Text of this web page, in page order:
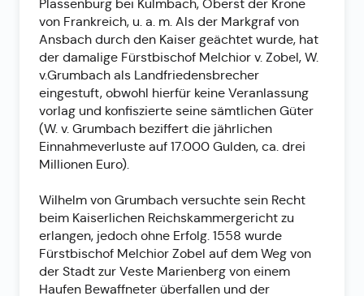
Plassenburg bei Kulmbach, Oberst der Krone
von Frankreich, u. a. m. Als der Markgraf von
Ansbach durch den Kaiser geächtet wurde, hat
der damalige Fürstbischof Melchior v. Zobel, W.
v.Grumbach als Landfriedensbrecher
eingestuft, obwohl hierfür keine Veranlassung
vorlag und konfiszierte seine sämtlichen Güter
(W. v. Grumbach beziffert die jährlichen
Einnahmeverluste auf 17.000 Gulden, ca. drei
Millionen Euro).
Wilhelm von Grumbach versuchte sein Recht
beim Kaiserlichen Reichskammergericht zu
erlangen, jedoch ohne Erfolg. 1558 wurde
Fürstbischof Melchior Zobel auf dem Weg von
der Stadt zur Veste Marienberg von einem
Haufen Bewaffneter überfallen und der